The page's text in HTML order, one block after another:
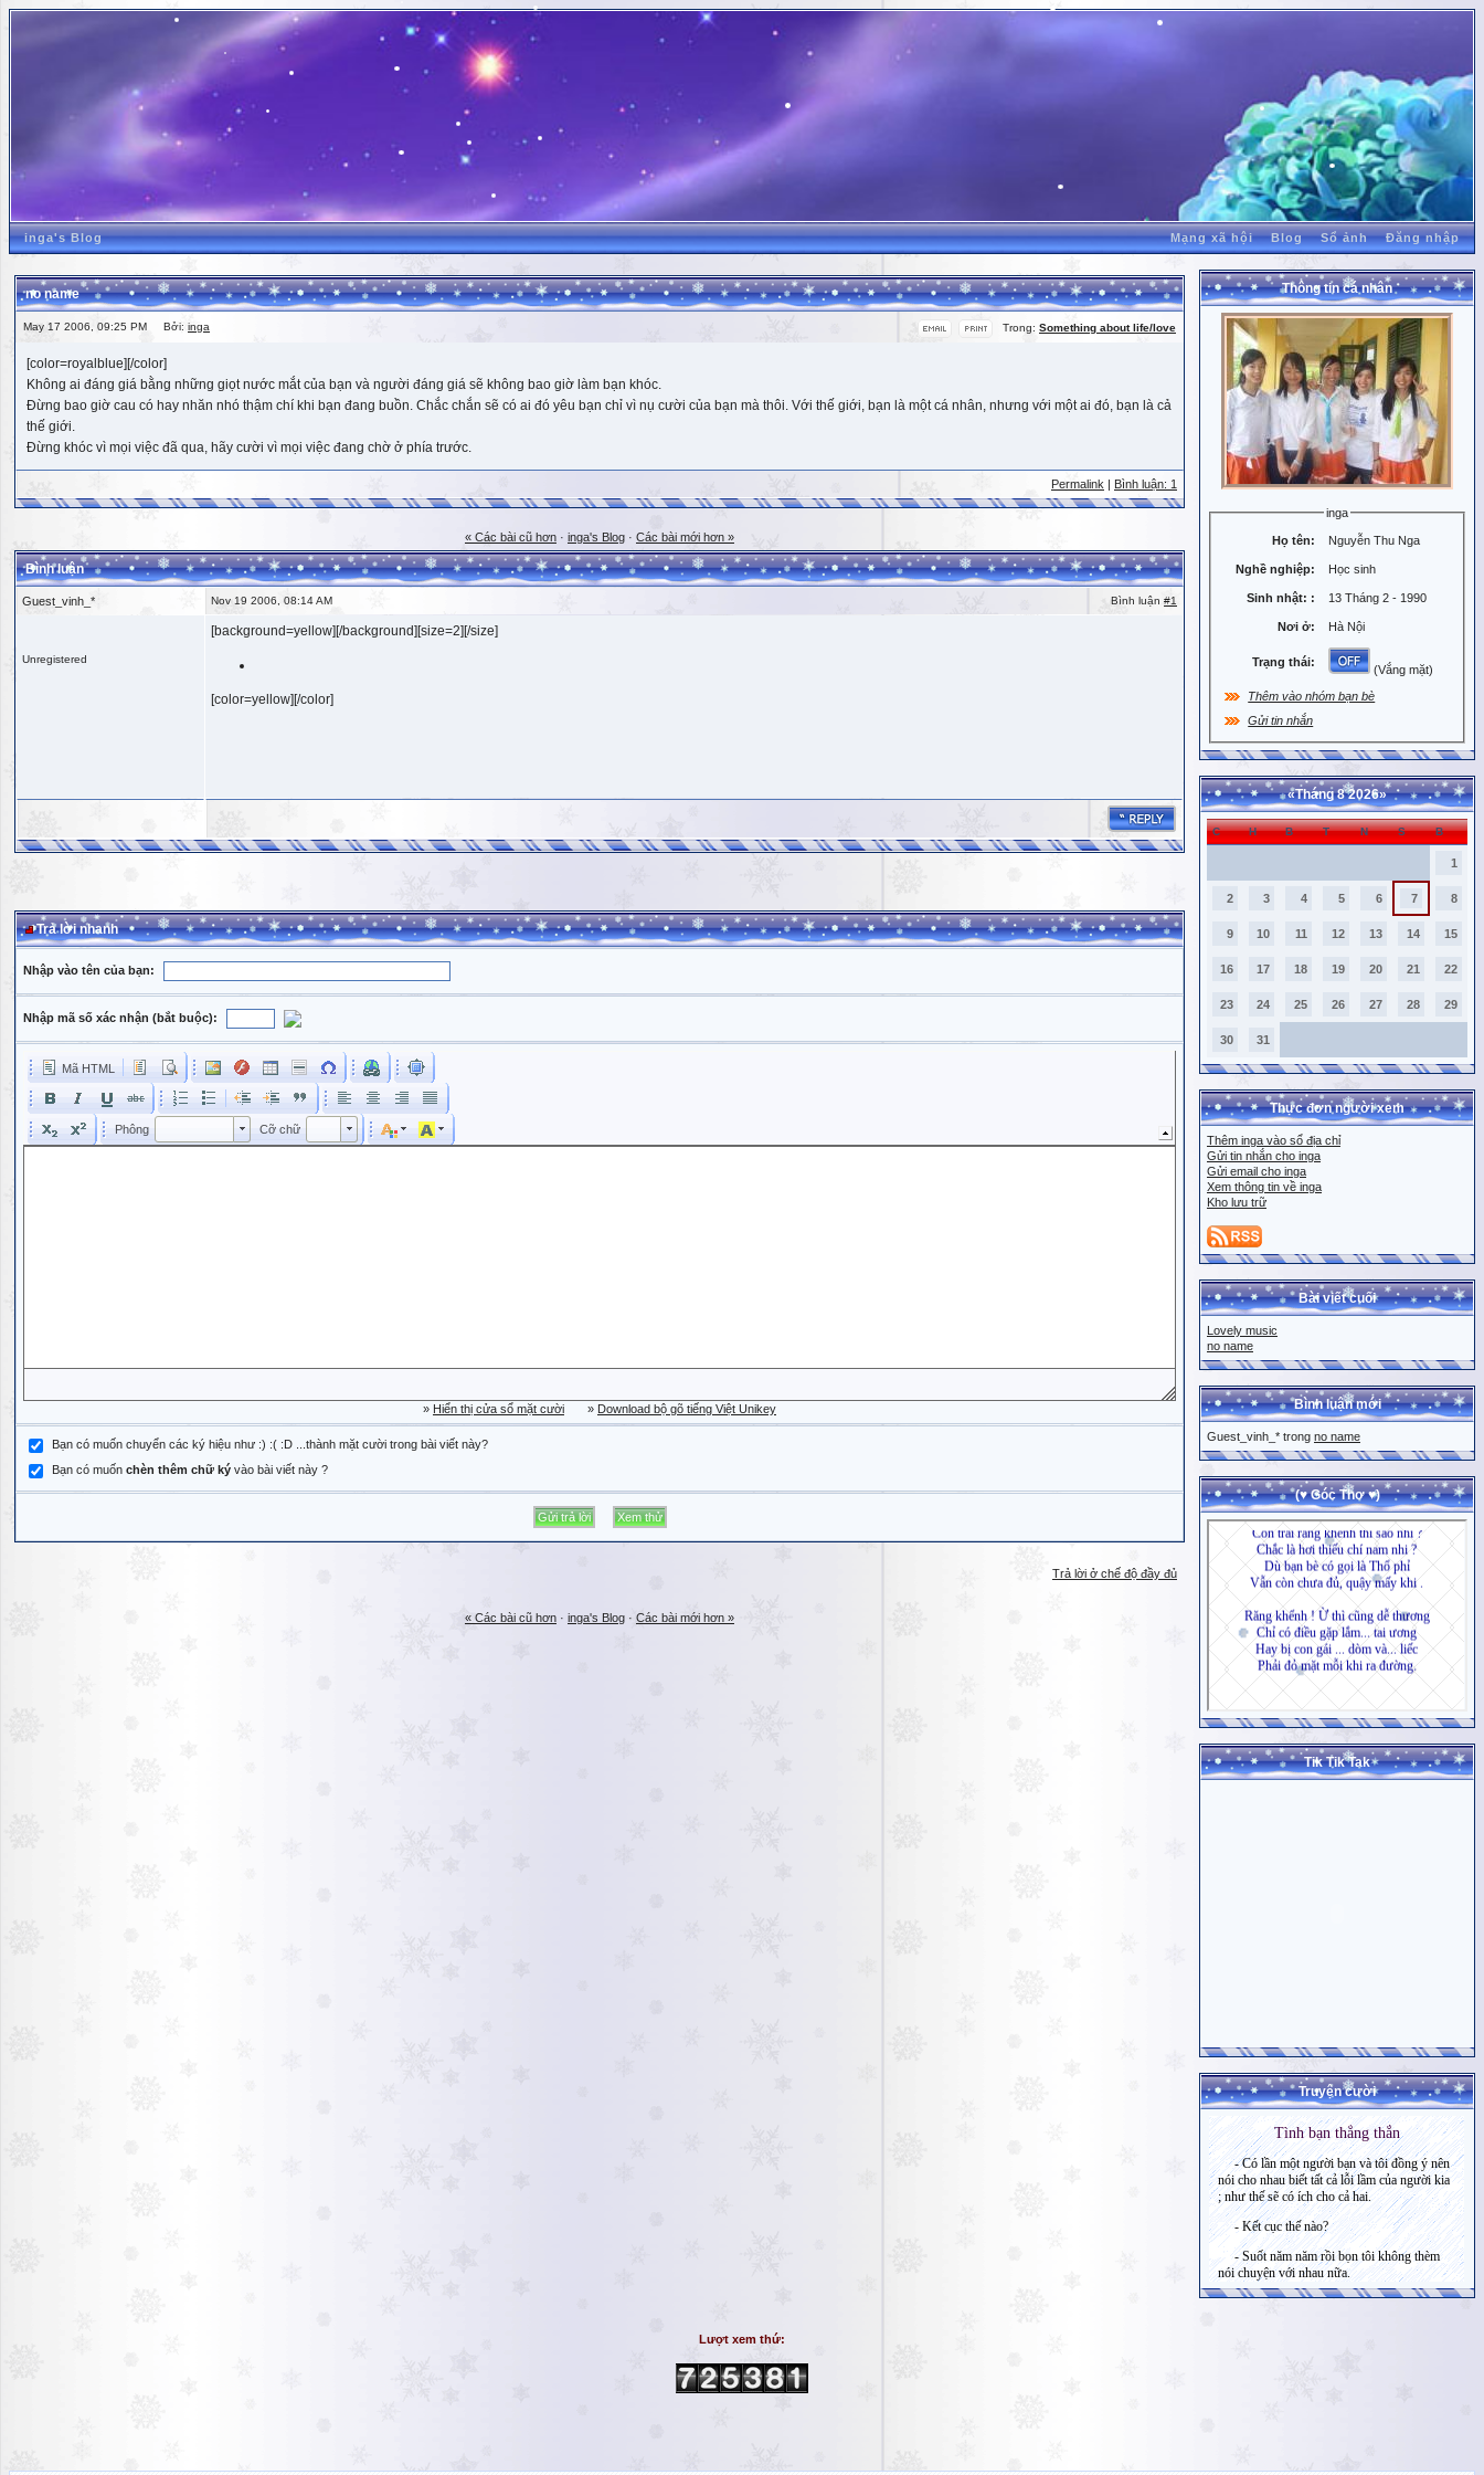
inga's Blog Mạng xã hội Blog Sổ ảnh Đăng nhập
no name
Trong: Something about life/love
May 17 2006, 09:25 PM Bởi: inga
[color=royalblue][/color]
Không ai đáng giá bằng những giọt nước mắt của bạn và người đáng giá sẽ không bao giờ làm bạn khóc.
Đừng bao giờ cau có hay nhăn nhó thậm chí khi bạn đang buồn. Chắc chắn sẽ có ai đó yêu bạn chỉ vì nụ cười của bạn mà thôi. Với thế giới, bạn là một cá nhân, nhưng với một ai đó, bạn là cả
thế giới.
Đừng khóc vì mọi việc đã qua, hãy cười vì mọi việc đang chờ ở phía trước.
Permalink Bình luận: 1
« Các bài cũ hơn · inga's Blog · Các bài mới hơn »
Bình luận
Guest_vinh_* Nov 19 2006, 08:14 AM Bình luận #1
Unregistered
[background=yellow][/background][size=2][/size]
[color=yellow][/color]
Trả lời nhanh
Nhập vào tên của bạn:
Nhập mã số xác nhận (bắt buộc):
Mã HTML
Phông Cỡ chữ Kích cỡ phông
» Hiển thị cửa sổ mặt cười » Download bộ gõ tiếng Việt Unikey
Bạn có muốn chuyển các ký hiệu như :) :( :D ...thành mặt cười trong bài viết này?
Bạn có muốn chèn thêm chữ ký vào bài viết này ?
Trả lời ở chế độ đầy đủ
« Các bài cũ hơn · inga's Blog · Các bài mới hơn »
Thông tin cá nhân
inga
Họ tên: Nguyễn Thu Nga
Nghề nghiệp: Học sinh
Sinh nhật: : 13 Tháng 2 - 1990
Nơi ở: Hà Nội
Trạng thái:
(Vắng mặt)
Thêm vào nhóm bạn bè
Gửi tin nhắn
«Tháng 8 2026»
C H B T N S B
1
2 3 4 5 6 7 8
9 10 11 12 13 14 15
16 17 18 19 20 21 22
23 24 25 26 27 28 29
30 31
Thực đơn người xem
Thêm inga vào sổ địa chỉ
Gửi tin nhắn cho inga
Gửi email cho inga
Xem thông tin về inga
Kho lưu trữ
Bài viết cuối
Lovely music
no name
Bình luận mới
Guest_vinh_* trong no name
(♥ Góc Thơ ♥)
Tik Tik Tak
Truyện cười
Lượt xem thứ: